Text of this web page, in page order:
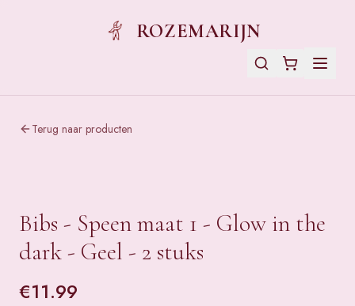
ROZEMARIJN
Terug naar producten
Bibs - Speen maat 1 - Glow in the
dark - Geel - 2 stuks
€11.99